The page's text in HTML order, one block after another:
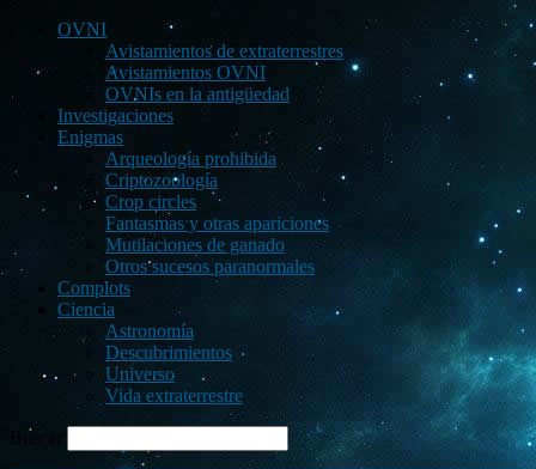
OVNI
Avistamientos de extraterrestres
Avistamientos OVNI
OVNIs en la antigüedad
Investigaciones
Enigmas
Arqueología prohibida
Criptozoología
Crop circles
Fantasmas y otras apariciones
Mutilaciones de ganado
Otros sucesos paranormales
Complots
Ciencia
Astronomía
Descubrimientos
Universo
Vida extraterrestre
Buscar